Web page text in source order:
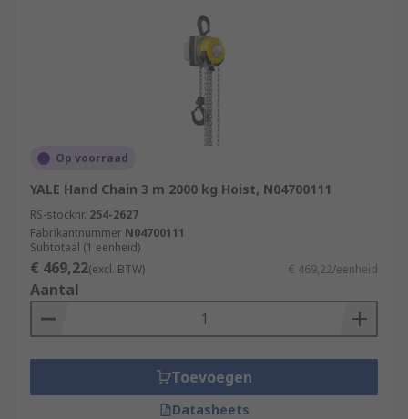
Op voorraad
YALE Hand Chain 3 m 2000 kg Hoist, N04700111
RS-stocknr. 254-2627
Fabrikantnummer N04700111
Subtotaal (1 eenheid)
€ 469,22(excl. BTW) € 469,22/eenheid
Aantal
Toevoegen
Datasheets